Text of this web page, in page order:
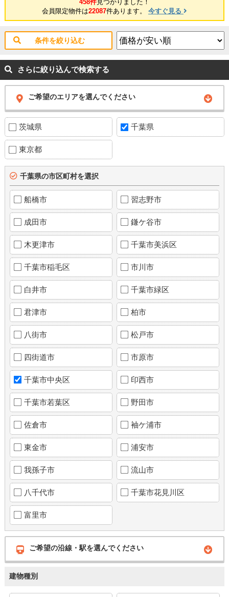
458件見つかりました！
会員限定物件は22087件あります。 今すぐ見る
条件を絞り込む
さらに絞り込んで検索する
ご希望のエリアを選んでください
茨城県 千葉県
東京都
千葉県の市区町村を選択
船橋市 習志野市
成田市 鎌ケ谷市
木更津市 千葉市美浜区
千葉市稲毛区 市川市
白井市 千葉市緑区
君津市 柏市
八街市 松戸市
四街道市 市原市
千葉市中央区 印西市
千葉市若葉区 野田市
佐倉市 袖ケ浦市
東金市 浦安市
我孫子市 流山市
八千代市 千葉市花見川区
富里市
ご希望の沿線・駅を選んでください
建物種別